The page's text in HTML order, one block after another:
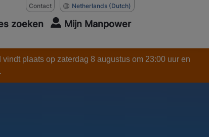
Contact Netherlands (Dutch)
zoeken Mijn Manpower
plaats op zaterdag 8 augustus om 23:00 uur en